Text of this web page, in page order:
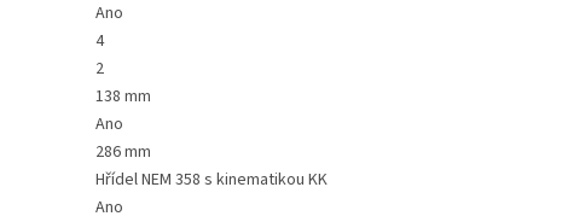
Ano
4
2
138 mm
Ano
286 mm
Hřídel NEM 358 s kinematikou KK
Ano